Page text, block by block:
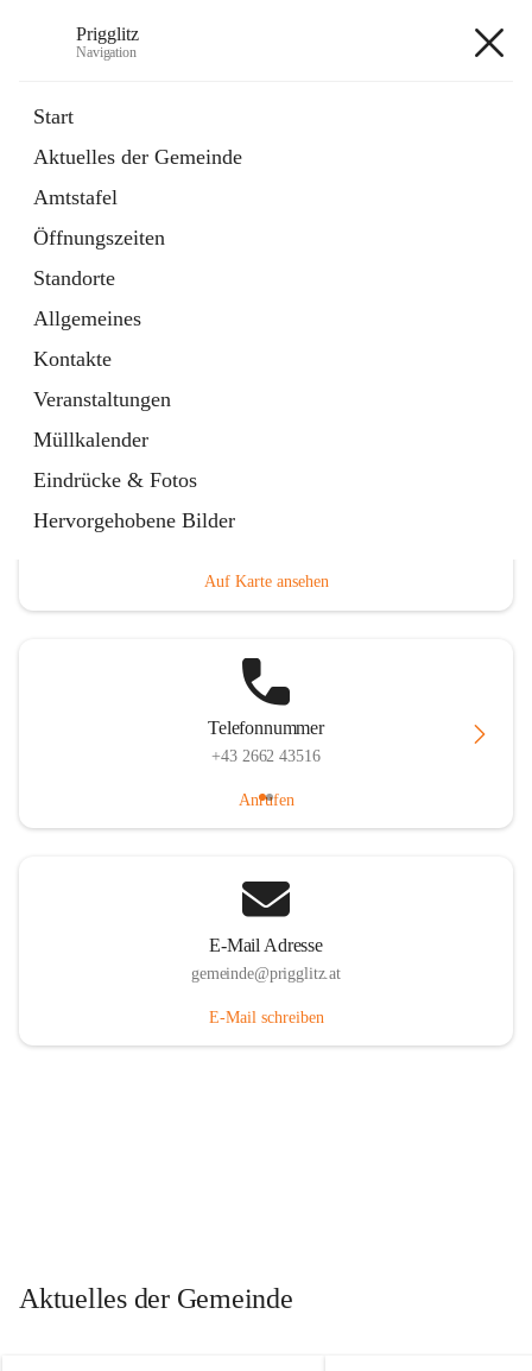
Prigglitz
Navigation
Start
Aktuelles der Gemeinde
Amtstafel
Öffnungszeiten
Standorte
Allgemeines
Kontakte
Veranstaltungen
Müllkalender
Eindrücke & Fotos
Hervorgehobene Bilder
Externe Webseite
in
Tab
Gemeindezeitung
Ordner
öffnet
in
neuem
Tab
Hauptadresse
Auf Karte ansehen
Telefonnummer
+43 2662 43516
Anrufen
E-Mail Adresse
gemeinde@prigglitz.at
E-Mail schreiben
Aktuelles der Gemeinde